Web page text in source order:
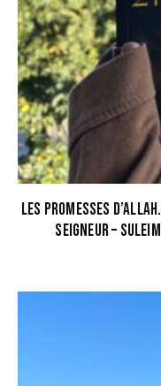
LES PROMESSES
SEIGNEUR –